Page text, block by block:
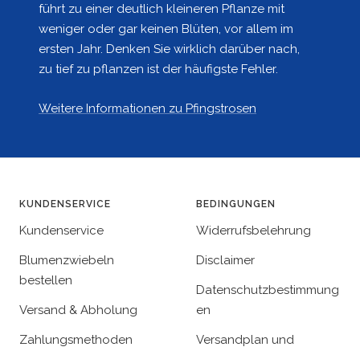
führt zu einer deutlich kleineren Pflanze mit
weniger oder gar keinen Blüten, vor allem im
ersten Jahr. Denken Sie wirklich darüber nach,
zu tief zu pflanzen ist der häufigste Fehler.
Weitere Informationen zu Pfingstrosen
KUNDENSERVICE
Kundenservice
Blumenzwiebeln
bestellen
Versand & Abholung
Zahlungsmethoden
BEDINGUNGEN
Widerrufsbelehrung
Disclaimer
Datenschutzbestimmung
en
Versandplan und